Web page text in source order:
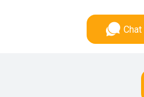
Chat